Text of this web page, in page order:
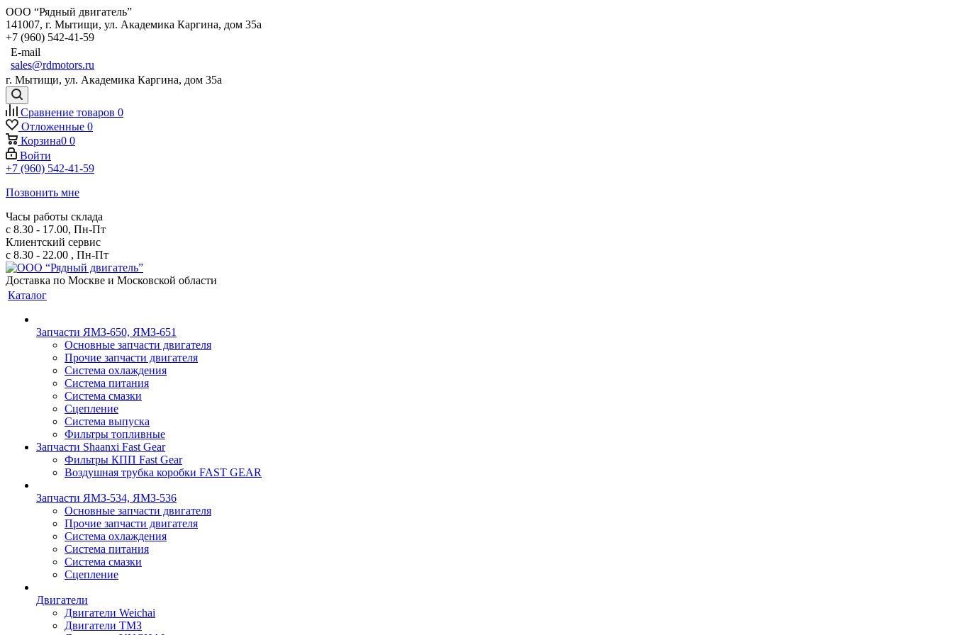
ООО “Рядный двигатель”
141007, г. Мытищи, ул. Академика Каргина, дом 35а
+7 (960) 542-41-59
E-mail
sales@rdmotors.ru
г. Мытищи, ул. Академика Каргина, дом 35а
Сравнение товаров 0
Отложенные 0
Корзина0 0
Войти
+7 (960) 542-41-59
Позвонить мне
Часы работы склада
с 8.30 - 17.00, Пн-Пт
Клиентский сервис
с 8.30 - 22.00 , Пн-Пт
Доставка по Москве и Московской области
Каталог
Запчасти ЯМЗ-650, ЯМЗ-651
Основные запчасти двигателя
Прочие запчасти двигателя
Система охлаждения
Система питания
Система смазки
Сцепление
Система выпуска
Фильтры топливные
Запчасти Shaanxi Fast Gear
Фильтры КПП Fast Gear
Воздушная трубка коробки FAST GEAR
Запчасти ЯМЗ-534, ЯМЗ-536
Основные запчасти двигателя
Прочие запчасти двигателя
Система охлаждения
Система питания
Система смазки
Сцепление
Двигатели
Двигатели Weichai
Двигатели ТМЗ